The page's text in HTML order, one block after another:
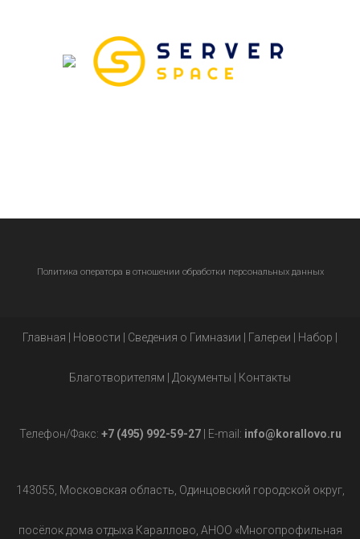
Политика оператора в отношении обработки персональных данных
Главная Новости Сведения о Гимназии Галереи Набор
Благотворителям Документы Контакты
Телефон/Факс: +7 (495) 992-59-27| E-mail: info@korallovo.ru
143055, Московская область, Одинцовский городской округ,
посёлок дома отдыха Караллово, АНОО «Многопрофильная